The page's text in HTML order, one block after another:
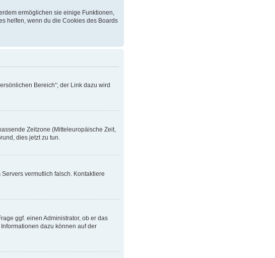
ermöglichen sie einige Funktionen,
helfen, wenn du die Cookies des Boards
Bereich“; der Link dazu wird
Zeitzone (Mitteleuropäische Zeit,
dies jetzt zu tun.
vermutlich falsch. Kontaktiere
ggf. einen Administrator, ob er das
dazu können auf der